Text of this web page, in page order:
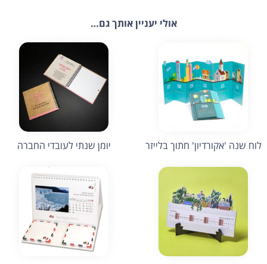
אולי יעניין אותך גם…
לוח שנה 'אקורדיון' חתוך בלייזר יומן שנתי לעובדי החברה